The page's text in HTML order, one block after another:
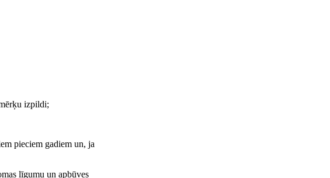
izpildi;
pieciem gadiem un, ja
līgumu un apbūves